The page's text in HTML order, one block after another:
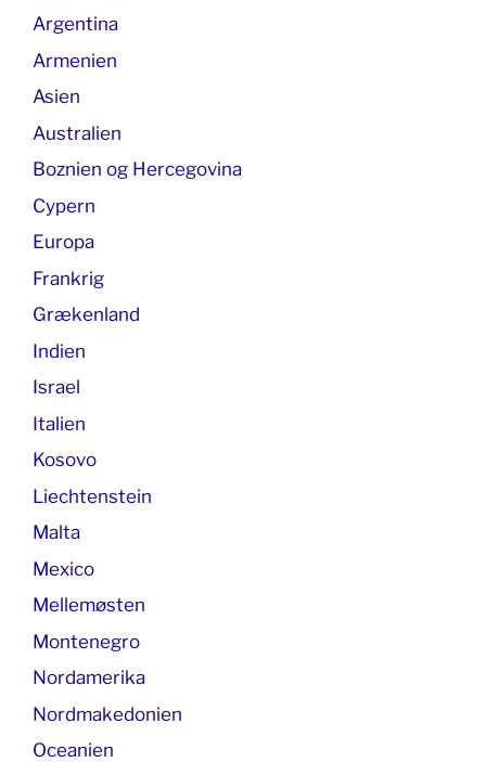
Argentina
Armenien
Asien
Australien
Boznien og Hercegovina
Cypern
Europa
Frankrig
Grækenland
Indien
Israel
Italien
Kosovo
Liechtenstein
Malta
Mexico
Mellemøsten
Montenegro
Nordamerika
Nordmakedonien
Oceanien